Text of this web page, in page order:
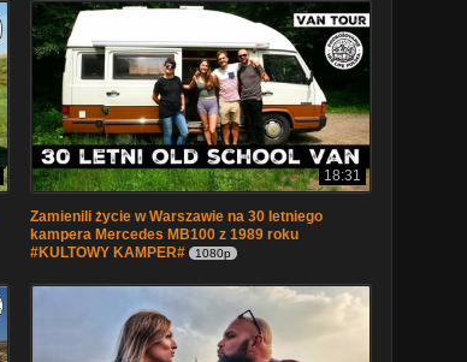
18:31
Zamienili życie w Warszawie na 30 letniego
kampera Mercedes MB100 z 1989 roku
#KULTOWY KAMPER#
1080p